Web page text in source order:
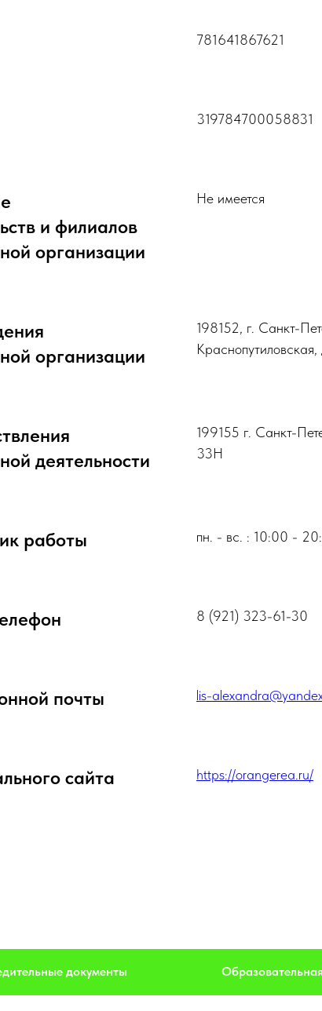
781641867621
319784700058831
и филиалов
организации
Не имеется
организации
198152, г. Санкт-
деятельности
199155 г. Санкт-
33Н
работы пн. - вс. : 10:00 -
8 (921) 323-61-30
почты lis-
сайта https://orangerea.ru/
документы